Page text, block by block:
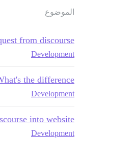
الموضوع
from discourse
Development
the difference
Development
into website
Development